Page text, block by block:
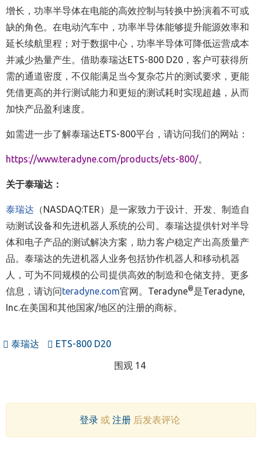
增长，功率半导体在电能的高效控制与转换中扮演着不可或
缺的角色。在电动汽车中，功率半导体能够提升能源效率和
延长续航里程；对于数据中心，功率半导体可降低运营成本
并减少热量产生。借助泰瑞达ETS-800 D20，客户可获得所
需的通道密度，不仅能满足当今复杂芯片的测试要求，更能
凭借更高的并行测试能力和更短的测试耗时实现超越，从而
加快产品盈利速度。
如需进一步了解泰瑞达ETS-800平台，请访问我们的网站：
https://www.teradyne.com/products/ets-800/。
关于泰瑞达：
泰瑞达 （NASDAQ:TER）是一家致力于设计、开发、制造自
动测试设备和先进机器人系统的公司。泰瑞达提供针对半导
体和电子产品的测试解决方案，助力客户稳定产出高质量产
品。泰瑞达的先进机器人业务包括协作机器人和移动机器
人，可为不同规模的公司提供高效的制造和仓储支持。更多
信息，请访问teradyne.com官网。Teradyne®是Teradyne,
Inc.在美国和其他国家/地区的注册的商标。
泰瑞达 ETS-800 D20
围观 14
登录或 注册后发表评论